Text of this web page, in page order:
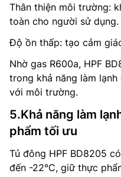
Thân thiện môi trường:
toàn cho người sử dụng.
Độ ồn thấp: tạo cảm
Nhờ gas R600a, HPF
trong khả năng làm
với môi trường.
5.Khả năng làm
phẩm tối ưu
Tủ đông HPF BD8205
đến -22°C, giữ thực